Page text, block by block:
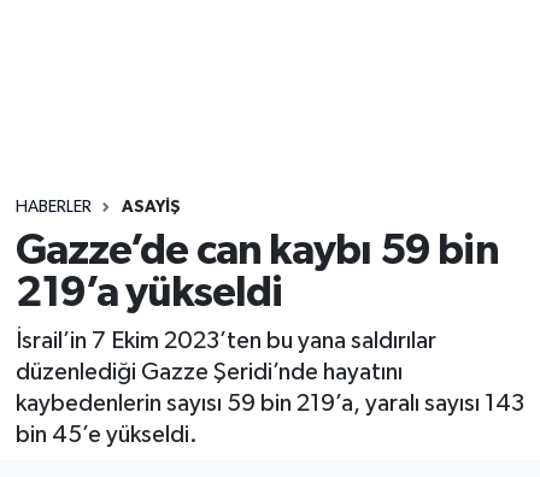
HABERLER ASAYIŞ
Gazze’de can kaybı 59 bin
219’a yükseldi
İsrail’in 7 Ekim 2023’ten bu yana saldırılar
düzenlediği Gazze Şeridi’nde hayatını
kaybedenlerin sayısı 59 bin 219’a, yaralı sayısı 143
bin 45’e yükseldi.
Yaşam